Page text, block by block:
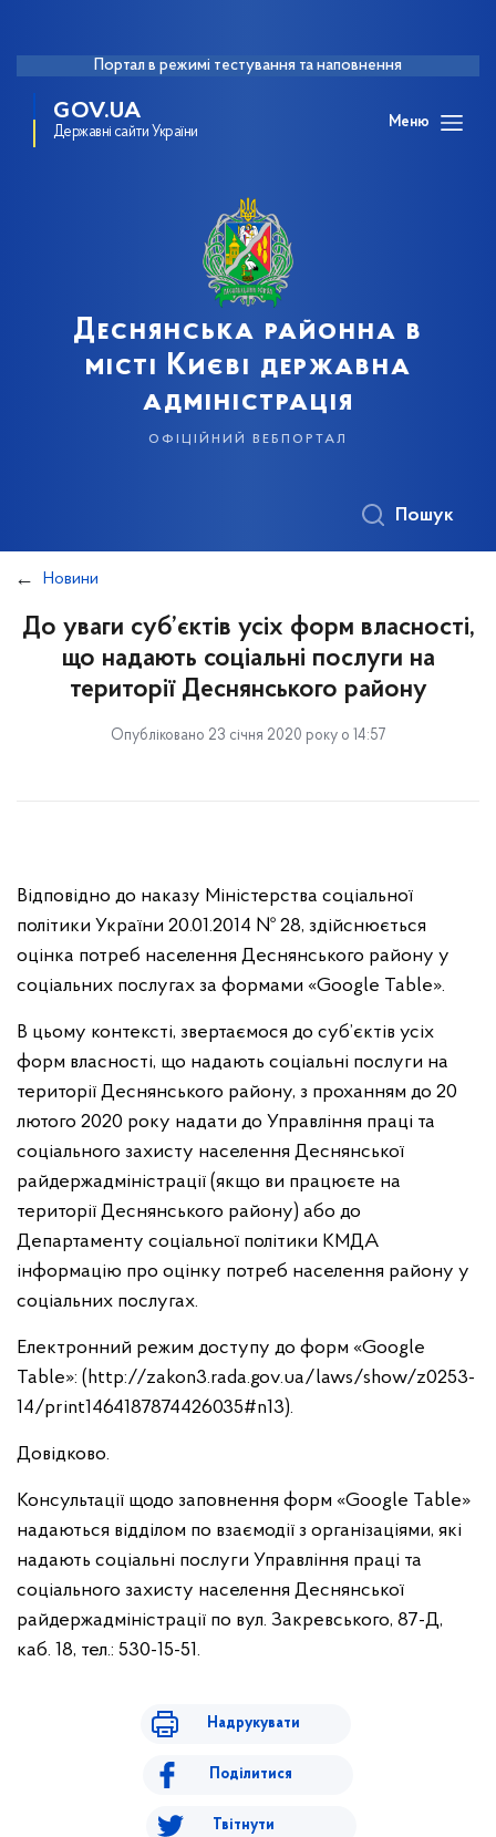
Портал в режимі тестування та наповнення
GOV.UA
Державні сайти України
Меню
Деснянська районна в
місті Києві державна
адміністрація
офіційний вебпортал
Пошук
Новини
До уваги суб’єктів усіх форм власності,
що надають соціальні послуги на
території Деснянського району
Опубліковано 23 січня 2020 року о 14:57
Відповідно до наказу Міністерства соціальної
політики України 20.01.2014 № 28, здійснюється
оцінка потреб населення Деснянського району у
соціальних послугах за формами «Google Table».
В цьому контексті, звертаємося до суб’єктів усіх
форм власності, що надають соціальні послуги на
території Деснянського району, з проханням до 20
лютого 2020 року надати до Управління праці та
соціального захисту населення Деснянської
райдержадміністрації (якщо ви працюєте на
території Деснянського району) або до
Департаменту соціальної політики КМДА
інформацію про оцінку потреб населення району у
соціальних послугах.
Електронний режим доступу до форм «Google
Table»: (http://zakon3.rada.gov.ua/laws/show/z0253-
14/print1464187874426035#n13).
Довідково.
Консультації щодо заповнення форм «Google Table»
надаються відділом по взаємодії з організаціями, які
надають соціальні послуги Управління праці та
соціального захисту населення Деснянської
райдержадміністрації по вул. Закревського, 87-Д,
каб. 18, тел.: 530-15-51.
Надрукувати
Поділитися
Твітнути